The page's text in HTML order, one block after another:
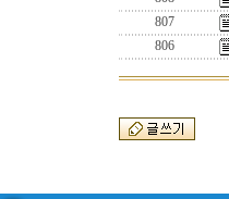
807
806